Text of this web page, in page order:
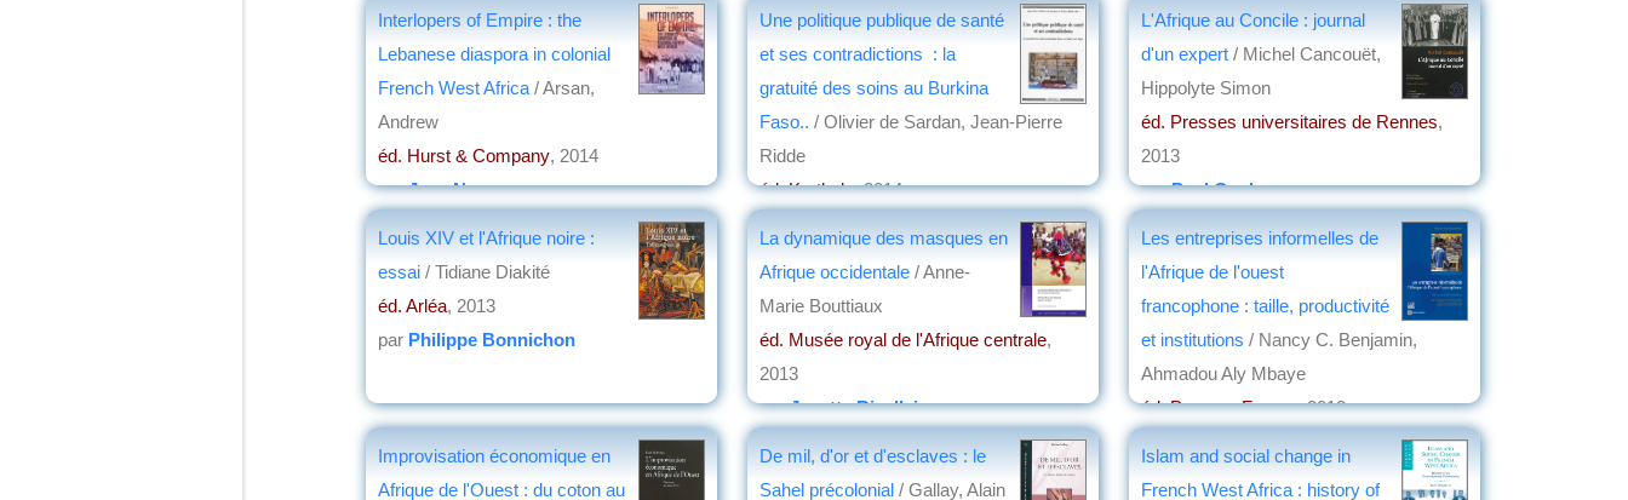
Interlopers of Empire : the
Lebanese diaspora in colonial
French West Africa / Arsan,
Andrew
éd. Hurst & Company, 2014
parJean Nemo
Une politique publique de santé
et ses contradictions : la
gratuité des soins au Burkina
Faso.. / Olivier de Sardan, Jean-Pierre
Ridde
éd. Karthala, 2014
L'Afrique au Concile : journal
d'un expert / Michel Cancouët,
Hippolyte Simon
éd. Presses universitaires de Rennes,
2013
parPaul Coulon
Louis XIV et l'Afrique noire :
essai / Tidiane Diakité
éd. Arléa, 2013
par Philippe Bonnichon
La dynamique des masques en
Afrique occidentale / Anne-
Marie Bouttiaux
éd. Musée royal de l'Afrique centrale,
2013
parJosette Rivallain
Les entreprises informelles de
l'Afrique de l'ouest
francophone : taille, productivité
et institutions / Nancy C. Benjamin,
Ahmadou Aly Mbaye
éd. Pearson France, 2012
Improvisation économique en
Afrique de l'Ouest : du coton au
De mil, d'or et d'esclaves : le
Sahel précolonial / Gallay, Alain
Islam and social change in
French West Africa : history of